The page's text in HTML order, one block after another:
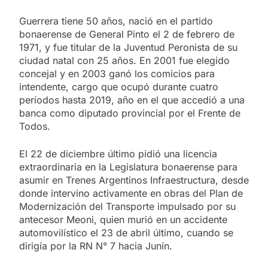
Guerrera tiene 50 años, nació en el partido
bonaerense de General Pinto el 2 de febrero de
1971, y fue titular de la Juventud Peronista de su
ciudad natal con 25 años. En 2001 fue elegido
concejal y en 2003 ganó los comicios para
intendente, cargo que ocupó durante cuatro
períodos hasta 2019, año en el que accedió a una
banca como diputado provincial por el Frente de
Todos.
El 22 de diciembre último pidió una licencia
extraordinaria en la Legislatura bonaerense para
asumir en Trenes Argentinos Infraestructura, desde
donde intervino activamente en obras del Plan de
Modernización del Transporte impulsado por su
antecesor Meoni, quien murió en un accidente
automovilístico el 23 de abril último, cuando se
dirigía por la RN N° 7 hacia Junín.